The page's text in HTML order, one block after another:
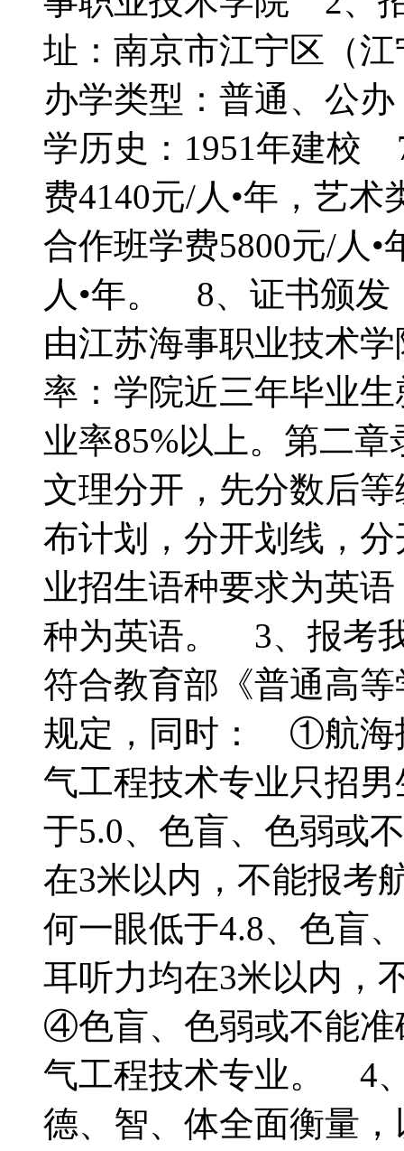
址：南京市江宁区（
办学类型：普通、公
学历史：1951年建校
费4140元/人•年，艺术
合作班学费5800元/人
人•年。 8、证书颁发
由江苏海事职业技术
率：学院近三年毕业
业率85%以上。第二
文理分开，先分数后
布计划，分开划线，
业招生语种要求为英
种为英语。 3、报考
符合教育部《普通高
规定，同时： ①航海
气工程技术专业只招
于5.0、色盲、色弱或
在3米以内，不能报
何一眼低于4.8、色盲
耳听力均在3米以内
④色盲、色弱或不能准
气工程技术专业。 4
德、智、体全面衡量